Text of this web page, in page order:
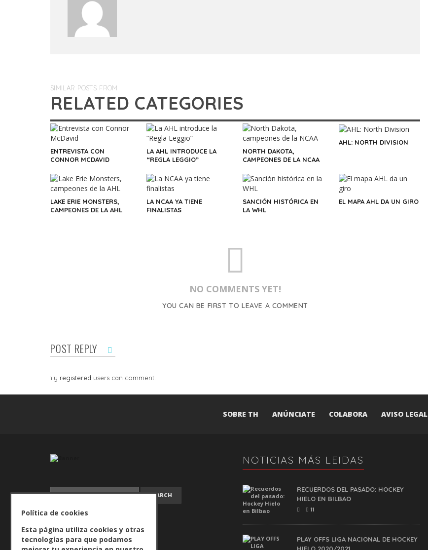
SIMILAR POSTS FROM
RELATED CATEGORIES
ENTREVISTA CON
CONNOR MCDAVID
LA AHL INTRODUCE LA
“REGLA LEGGIO”
NORTH DAKOTA,
CAMPEONES DE LA NCAA
AHL: NORTH DIVISION
LAKE ERIE MONSTERS,
CAMPEONES DE LA AHL
LA NCAA YA TIENE
FINALISTAS
SANCIÓN HISTÓRICA EN
LA WHL
EL MAPA AHL DA UN GIRO
NO COMMENTS YET!
YOU CAN BE FIRST TO LEAVE A COMMENT
POST REPLY
Only registered users can comment.
SOBRE TH ANÚNCIATE COLABORA AVISO LEGAL
SEARCH FOR:
NOTICIAS MÁS LEIDAS
RECUERDOS DEL PASADO: HOCKEY
HIELO EN BILBAO
11
PLAY OFFS LIGA NACIONAL DE HOCKEY
Política de cookies
Esta página utiliza cookies y otras
tecnologías para que podamos